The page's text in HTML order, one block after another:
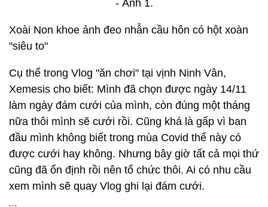
Xoài Non khoe ảnh đeo nhẫn cầu hôn có hột xoàn
"siêu to"
Cụ thể trong Vlog "ăn chơi" tại vịnh Ninh Vân,
Xemesis cho biết: Mình đã chọn được ngày 14/11
làm ngày đám cưới của mình, còn đúng một tháng
nữa thôi mình sẽ cưới rồi. Cũng khá là gấp vì ban
đầu mình không biết trong mùa Covid thế này có
được cưới hay không. Nhưng bây giờ tất cả mọi thứ
cũng đã ổn định rồi nên tổ chức thôi. Ai có nhu cầu
xem mình sẽ quay Vlog ghi lại đám cưới.